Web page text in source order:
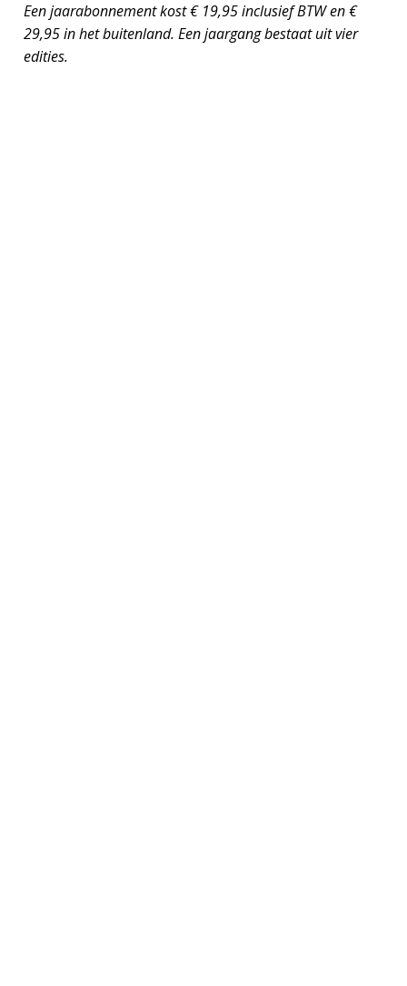
Een jaarabonnement kost € 19,95 inclusief BTW en €
29,95 in het buitenland. Een jaargang bestaat uit vier
edities.